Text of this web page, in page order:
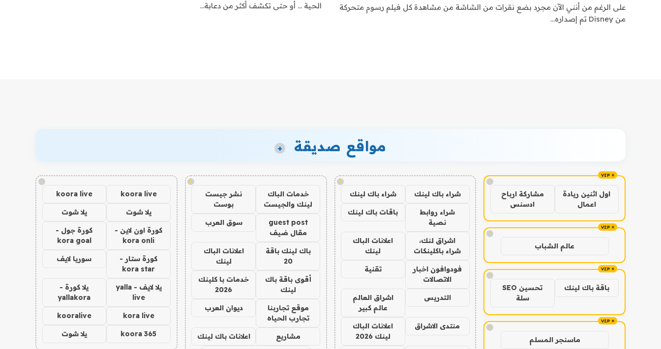
على الرغم من أنني الآن مجرد بضع نقرات من الشاشة من مشاهدة كل فيلم رسوم متحركة
من Disney تم إصداره…
الحية … أو حتى تكشف أكثر من دعابة…
مواقع صديقة +
!
اول اثنين ريادة
اعمال
مشاركة ارباح
ادسنس
!
عالم الشباب
!
باقة باك لينك
تحسين SEO
سلة
!
ماسنجر المسلم
!
شراء باك لينك شراء باك لينك
شراء روابط
نصية
باقات باك لينك
اشراق لنك،
شراء باكلينكات
اعلانات الباك
لينك
فودوافون اخبار
الاتصالات
تقنية
التدريس
اشراق العالم
عالم كبير
منتدى الاشراق
اعلانات الباك
لينك 2026
!
خدمات الباك
لينك والجيست
نشر جيست
بوست
guest post
مقال ضيف
سوق العرب
باك لينك باقة
20
اعلانات الباك
لينك
أقوى باقة باك
لينك
خدمات با كلينك
2026
موقع تجاربنا
تجارب الحياه
ديوان العرب
مشاريع اعلانات باك لينك
!
koora live
koora live
يلا شوت يلا شوت
كورة اون لاين -
kora onli
كورة جول -
kora goal
كورة ستار -
kora star
سوريا لايف
يلا لايف - yalla
live
يلا كورة -
yallakora
kora live
kooralive
koora 365 يلا شوت